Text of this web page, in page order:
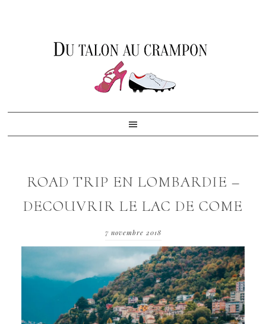
ROAD TRIP EN LOMBARDIE –
DECOUVRIR LE LAC DE COME
7 novembre 2018